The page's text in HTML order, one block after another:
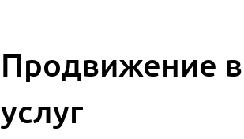
Продвижение в
услуг